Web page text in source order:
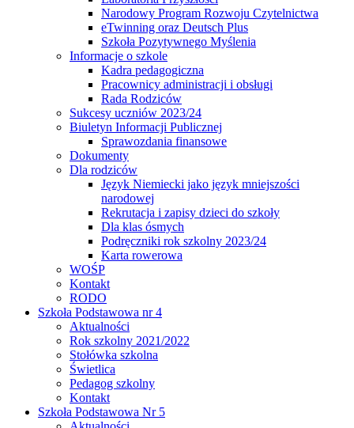
Narodowy Program Rozwoju Czytelnictwa
eTwinning oraz Deutsch Plus
Szkoła Pozytywnego Myślenia
Informacje o szkole
Kadra pedagogiczna
Pracownicy administracji i obsługi
Rada Rodziców
Sukcesy uczniów 2023/24
Biuletyn Informacji Publicznej
Sprawozdania finansowe
Dokumenty
Dla rodziców
Język Niemiecki jako język mniejszości
narodowej
Rekrutacja i zapisy dzieci do szkoły
Dla klas ósmych
Podręczniki rok szkolny 2023/24
Karta rowerowa
WOŚP
Kontakt
RODO
Szkoła Podstawowa nr 4
Aktualności
Rok szkolny 2021/2022
Stołówka szkolna
Świetlica
Pedagog szkolny
Kontakt
Szkoła Podstawowa Nr 5